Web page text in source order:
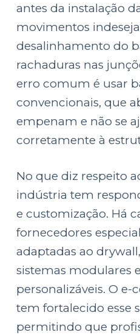
antes da instalação
movimentos
desalinhamento do
rachaduras nas
erro comum é usar
convencionais, que
empenam e não se
corretamente à
No que diz respeito
indústria tem
e customização. Há
fornecedores
adaptadas ao
sistemas modulares
personalizáveis. O
tem fortalecido esse
permitindo que